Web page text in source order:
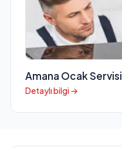
Amana Ocak Servisi
Detaylı bilgi →